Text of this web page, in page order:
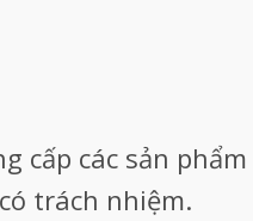
cấp các sản
trách nhiệm.